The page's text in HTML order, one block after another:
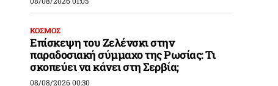
ΚΟΣΜΟΣ
Επίσκεψη του Ζελένσκι στην
παραδοσιακή σύμμαχο της Ρωσίας: Τι
σκοπεύει να κάνει στη Σερβία;
08/08/2026 00:30